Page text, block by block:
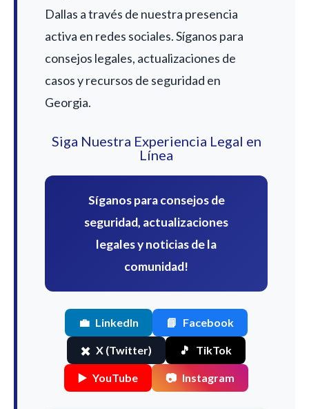
Dallas a través de nuestra presencia
activa en redes sociales. Síganos para
consejos legales, actualizaciones de
casos y recursos de seguridad en
Georgia.
Siga Nuestra Experiencia Legal en
Línea
Síganos para consejos de
seguridad, actualizaciones
legales y noticias de la
comunidad!
💼 LinkedIn 📘 Facebook
✖️ X (Twitter) 🎵 TikTok
▶️ YouTube 📷 Instagram